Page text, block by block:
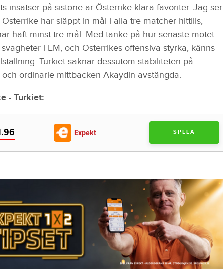
insatser på sistone är Österrike klara favoriter. Jag ser
har släppt in mål i alla tre matcher hittills,
haft minst tre mål. Med tanke på hur senaste mötet
i EM, och Österrikes offensiva styrka, känns
Turkiet saknar dessutom stabiliteten på
ordinarie mittbacken Akaydin avstängda.
- Turkiet:
Expekt SPELA